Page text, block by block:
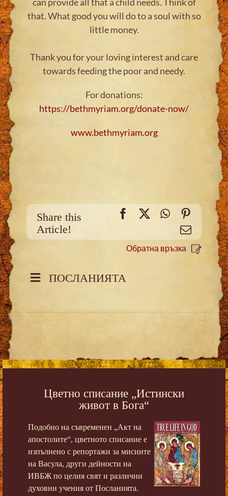
that. What good you will do to a soul with so
little money.
Thank you for your loving interest and care
towards feeding the poor and needy.
For donations:
https://bethmyriam.org/donate-now/
www.bethmyriam.org
Share this
Article!
Facebook
X WhatsApp
Meйл
Обратна връзка
ПОСЛАНИЯТА
Цветно списание „Истински
живот в Бога“
Подобно на съвременен „Акт на
апостолите“, цветното списание е
изпълнено с репортажи за мисиите
на Васула, други дейности на
ИВБЖ по целия свят и различни
духовни учения от Посланията.